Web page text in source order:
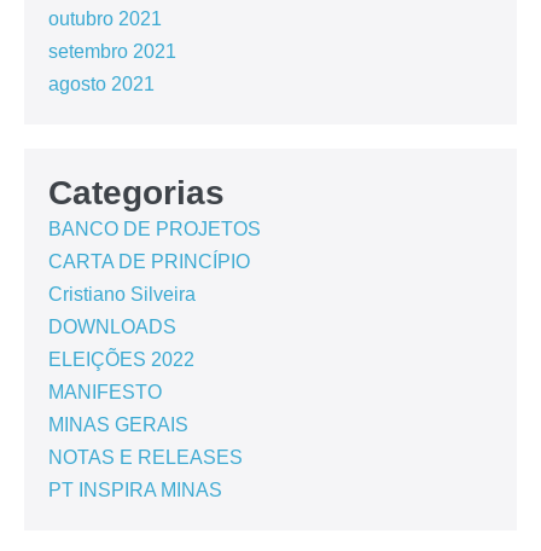
outubro 2021
setembro 2021
agosto 2021
Categorias
BANCO DE PROJETOS
CARTA DE PRINCÍPIO
Cristiano Silveira
DOWNLOADS
ELEIÇÕES 2022
MANIFESTO
MINAS GERAIS
NOTAS E RELEASES
PT INSPIRA MINAS